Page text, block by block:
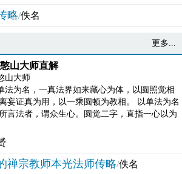
略/佚名
更多...
山大师直解
山大师
法为名，一真法界如来藏心为体，以圆照觉相
妄证真为用，以一乘圆顿为教相。 以单法为名
言法者，谓众生心。圆觉二字，直指一心以为
禅宗教师本光法师传略/佚名